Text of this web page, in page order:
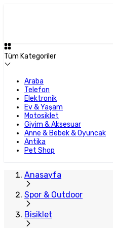
Tüm Kategoriler
Araba
Telefon
Elektronik
Ev & Yaşam
Motosiklet
Giyim & Aksesuar
Anne & Bebek & Oyuncak
Antika
Pet Shop
Anasayfa
Spor & Outdoor
Bisiklet